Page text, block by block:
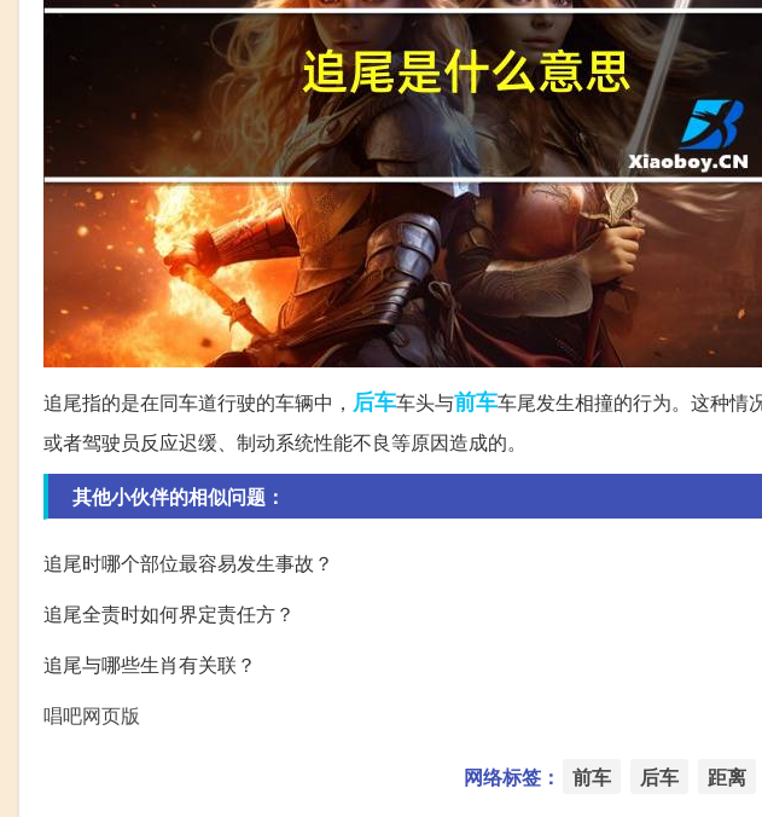
追尾指的是在同车道行驶的车辆中， 后车车头与前车车尾发生相撞的行为。这种情
或者驾驶员反应迟缓、制动系统性能不良等原因造成的。
其他小伙伴的相似问题：
追尾时哪个部位最容易发生事故？
追尾全责时如何界定责任方？
追尾与哪些生肖有关联？
唱吧网页版
网络标签： 前车 后车 距离